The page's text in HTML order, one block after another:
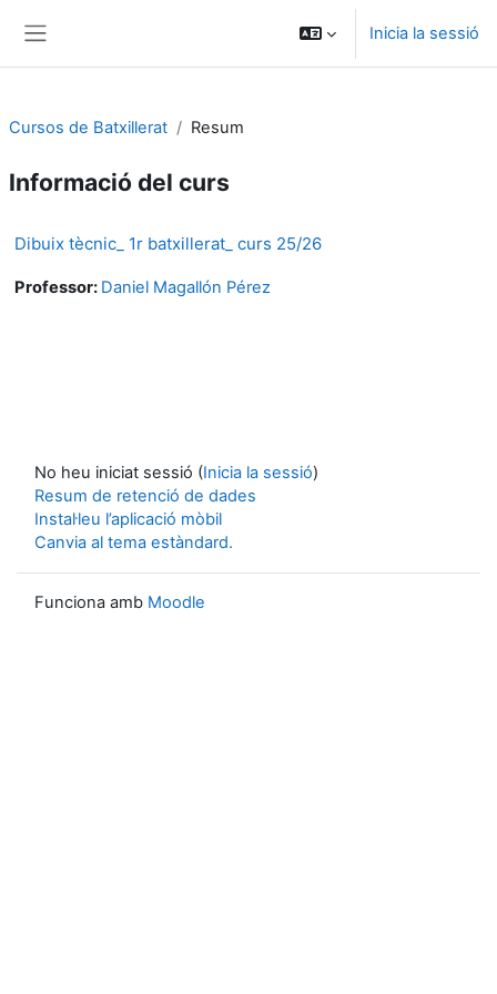
Inicia la sessió
Cursos de Batxillerat Resum
Informació del curs
Dibuix tècnic_ 1r batxillerat_ curs 25/26
Professor: Daniel Magallón Pérez
No heu iniciat sessió (Inicia la sessió)
Resum de retenció de dades
Instal·leu l’aplicació mòbil
Canvia al tema estàndard.
Funciona amb Moodle